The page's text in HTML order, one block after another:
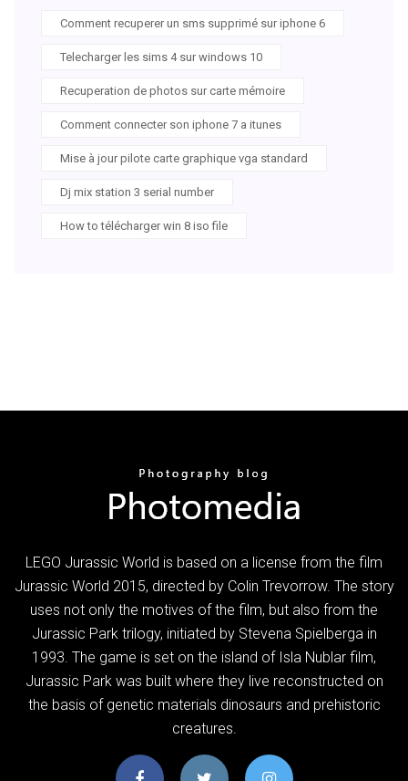
Comment recuperer un sms supprimé sur iphone 6
Telecharger les sims 4 sur windows 10
Recuperation de photos sur carte mémoire
Comment connecter son iphone 7 a itunes
Mise à jour pilote carte graphique vga standard
Dj mix station 3 serial number
How to télécharger win 8 iso file
LEGO Jurassic World is based on a license from the film
Jurassic World 2015, directed by Colin Trevorrow. The story
uses not only the motives of the film, but also from the
Jurassic Park trilogy, initiated by Stevena Spielberga in
1993. The game is set on the island of Isla Nublar film,
Jurassic Park was built where they live reconstructed on
the basis of genetic materials dinosaurs and prehistoric
creatures.